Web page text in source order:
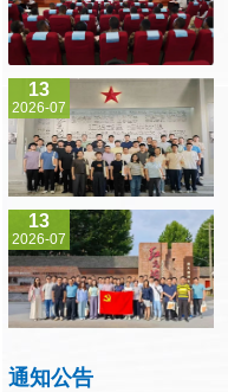
13
2026-07
13
2026-07
通知公告